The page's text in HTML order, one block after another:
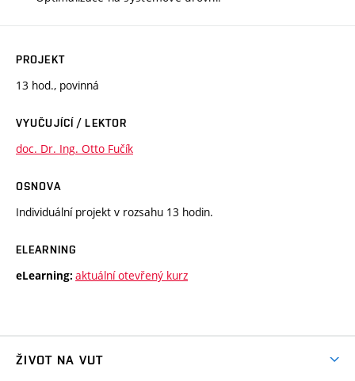
PROJEKT
13 hod., povinná
VYUČUJÍCÍ / LEKTOR
doc. Dr. Ing. Otto Fučík
OSNOVA
Individuální projekt v rozsahu 13 hodin.
ELEARNING
eLearning: aktuální otevřený kurz
ŽIVOT NA VUT